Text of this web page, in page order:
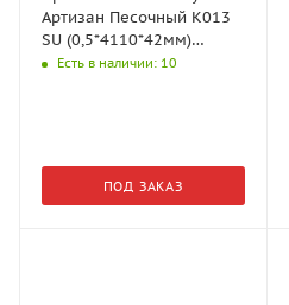
Артизан Песочный K013
SU (0,5*4110*42мм)
Kronospan
Есть в наличии: 10
ПОД ЗАКАЗ